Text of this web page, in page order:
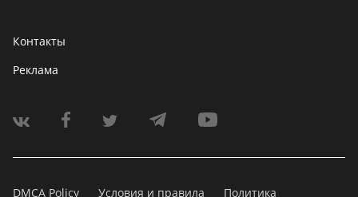
Контакты
Реклама
DMCA Policy Условия и правила Политика